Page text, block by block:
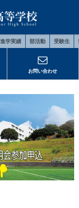
進学実績 部活動 受験生
お問い合わせ